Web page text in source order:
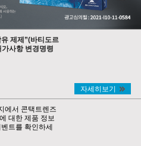
제제”(바티도르
사항 변경명령
자세히보기
에서 콘택트렌즈
대한 제품 정보
트를 확인하세